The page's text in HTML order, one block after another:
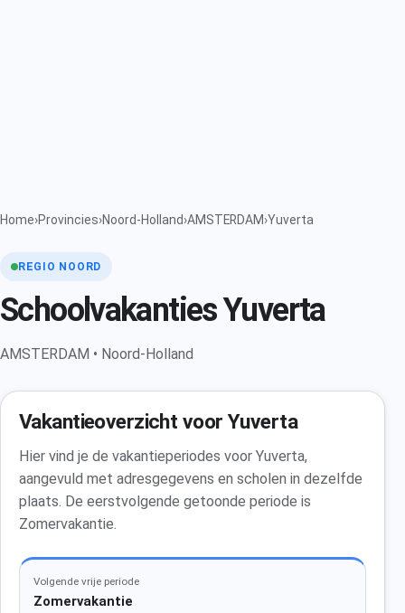
Home›Provincies›Noord-Holland›AMSTERDAM›Yuverta
REGIO NOORD
Schoolvakanties Yuverta
AMSTERDAM • Noord-Holland
Vakantieoverzicht voor Yuverta
Hier vind je de vakantieperiodes voor Yuverta,
aangevuld met adresgegevens en scholen in dezelfde
plaats. De eerstvolgende getoonde periode is
Zomervakantie.
Volgende vrije periode
Zomervakantie